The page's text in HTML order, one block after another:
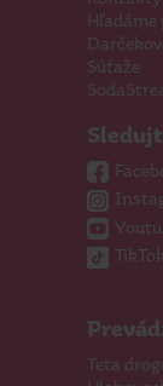
Súťaže
TikTok
Teta